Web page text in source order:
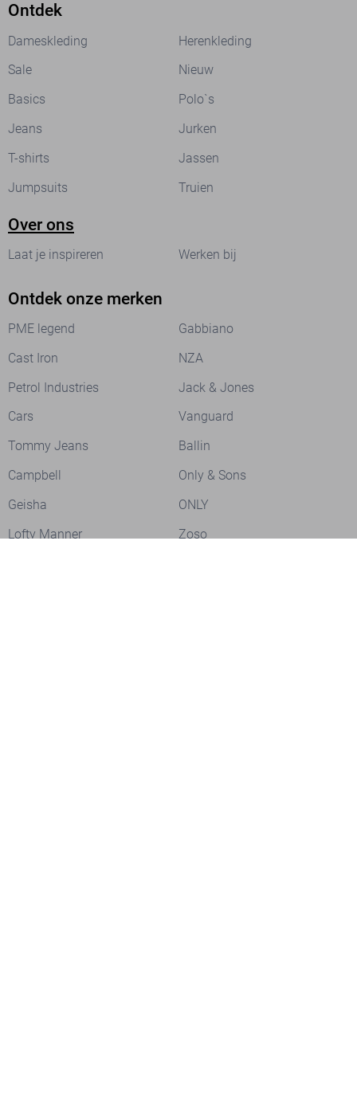
Ontdek
Dameskleding
Herenkleding
Sale
Nieuw
Basics
Polo`s
Jeans
Jurken
T-shirts
Jassen
Jumpsuits
Truien
Over ons
Laat je inspireren Werken bij
Ontdek onze merken
PME legend
Gabbiano
Cast Iron
NZA
Petrol Industries
Jack & Jones
Cars
Vanguard
Tommy Jeans
Ballin
Campbell
Only & Sons
Geisha
ONLY
Lofty Manner
Zoso